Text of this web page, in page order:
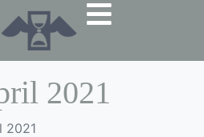
2021
2021